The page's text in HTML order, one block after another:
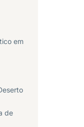
em
de